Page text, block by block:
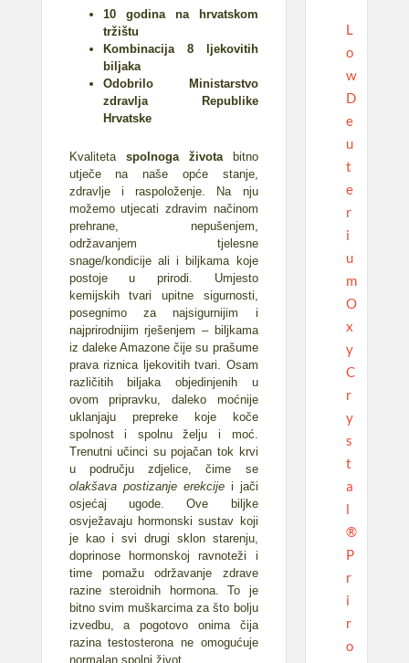
10 godina na hrvatskom
tržištu
Kombinacija 8 ljekovitih
biljaka
Odobrilo Ministarstvo
zdravlja Republike
Hrvatske
Kvaliteta spolnoga životabitno
utječe na naše opće stanje,
zdravlje i raspoloženje. Na nju
možemo utjecati zdravim načinom
prehrane, nepušenjem,
održavanjem tjelesne
snage/kondicije ali i biljkama koje
postoje u prirodi. Umjesto
kemijskih tvari upitne sigurnosti,
posegnimo za najsigurnijim i
najprirodnijim rješenjem – biljkama
iz daleke Amazone čije su prašume
prava riznica ljekovitih tvari. Osam
različitih biljaka objedinjenih u
ovom pripravku, daleko moćnije
uklanjaju prepreke koje koče
spolnost i spolnu želju i moć.
Trenutni učinci su pojačan tok krvi
u području zdjelice, čime se
olakšava postizanje erekcijei jači
osjećaj ugode. Ove biljke
osvježavaju hormonski sustav koji
je kao i svi drugi sklon starenju,
doprinose hormonskoj ravnoteži i
time pomažu održavanje zdrave
razine steroidnih hormona. To je
bitno svim muškarcima za što bolju
izvedbu, a pogotovo onima čija
razina testosterona ne omogućuje
normalan spolni život.
L
o
w
D
e
u
t
e
r
i
u
m
O
x
y
C
r
y
s
t
a
l
®
P
r
i
r
o